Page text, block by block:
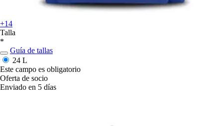
+14
Talla
*
Guía de tallas
24 L
Este campo es obligatorio
Oferta de socio
Enviado en 5 días